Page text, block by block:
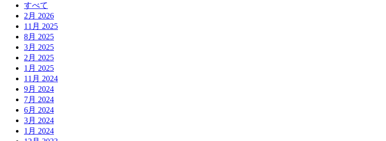
すべて
2月 2026
11月 2025
8月 2025
3月 2025
2月 2025
1月 2025
11月 2024
9月 2024
7月 2024
6月 2024
3月 2024
1月 2024